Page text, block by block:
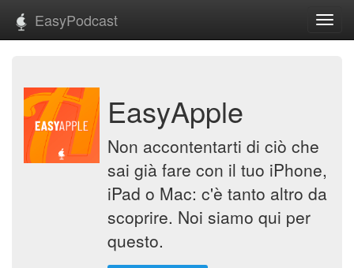
EasyPodcast
EasyApple
Non accontentarti di ciò che
sai già fare con il tuo iPhone,
iPad o Mac: c'è tanto altro da
scoprire. Noi siamo qui per
questo.